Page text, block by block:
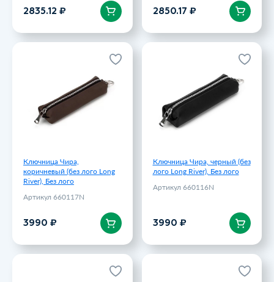
2835.12 ₽В корзину 2850.17 ₽В корзину
Ключница Чира,
коричневый (без лого Long
River), Без лого
Артикул 660117N
3990 ₽
Ключница Чира,
коричневый (без лого Long
River), Без лого
Артикул 660117N
В корзину
Ключница Чира, черный (без
лого Long River), Без лого
Артикул 660116N
3990 ₽
Ключница Чира, черный (без
лого Long River), Без лого
Артикул 660116N
3990 ₽
В корзину
Ключница Чира,
коричневый, С лого
Ключница Чира, черный, С
лого